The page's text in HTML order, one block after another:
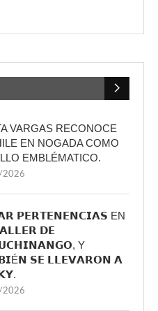
VARGAS RECONOCE
EN NOGADA COMO
EMBLÉMATICO.
𝗣𝗘𝗥𝗧𝗘𝗡𝗘𝗡𝗖𝗜𝗔𝗦 EN
𝗗𝗘
Y
𝗦𝗘 𝗟𝗟𝗘𝗩𝗔𝗥𝗢𝗡 𝗔